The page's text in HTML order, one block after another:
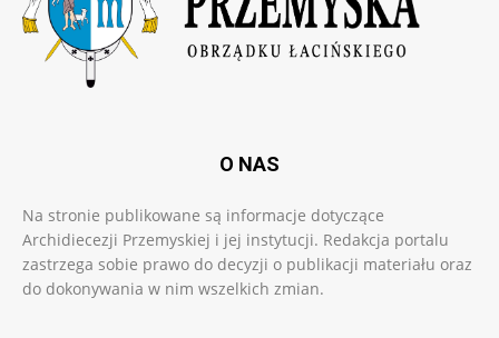
O NAS
Na stronie publikowane są informacje dotyczące
Archidiecezji Przemyskiej i jej instytucji. Redakcja portalu
zastrzega sobie prawo do decyzji o publikacji materiału oraz
do dokonywania w nim wszelkich zmian.